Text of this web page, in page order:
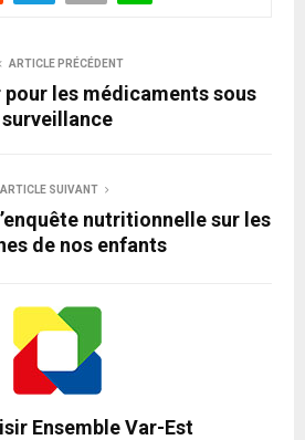
ARTICLE PRÉCÉDENT
les médicaments sous
surveillance
ARTICLE SUIVANT
nutritionnelle sur les
de nos enfants
Ensemble Var-Est